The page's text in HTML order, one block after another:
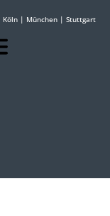
Köln | München | Stuttgart